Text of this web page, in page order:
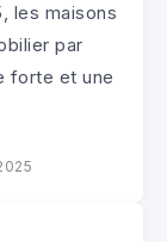
les maisons
par
forte et une